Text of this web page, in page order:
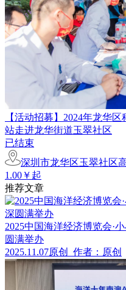
【活动招募】2024年龙华
站走进龙华街道玉翠社区
已结束
深圳市龙华区玉翠社区
1.00￥起
推荐文章
2025中国海洋经济博览会·
圆满举办
2025.11.07原创 作者：原创